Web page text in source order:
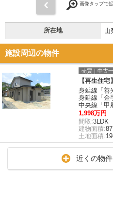
画像タップで
所在地 山
施設周辺の物件
売買｜中古
【再生住
身延線「善
身延線「金
中央線「甲
1,998万円
間取:3LDK
建物面積:
土地面積:
近くの物